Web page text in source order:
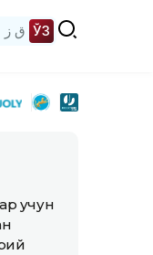
ق ز ЎЗ
учун